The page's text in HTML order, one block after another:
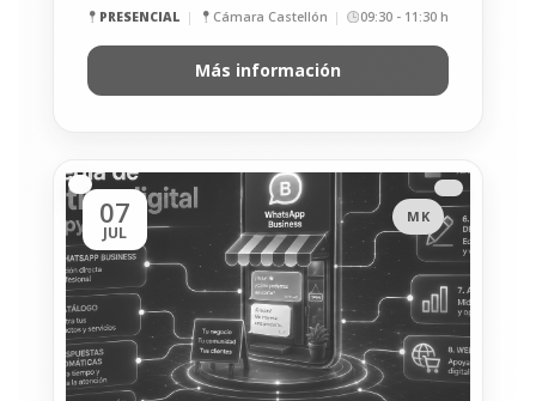
PRESENCIAL Cámara Castellón 09:30 - 11:30 h
Más información
MK
07
JUL